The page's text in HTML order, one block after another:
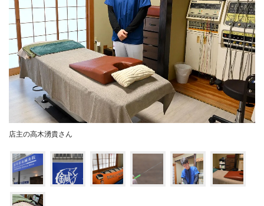
店主の高木湧貴さん